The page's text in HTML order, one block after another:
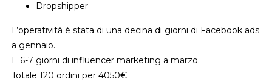
Dropshipper
L’operatività è stata di una decina di giorni di Facebook ads
a gennaio.
E 6-7 giorni di influencer marketing a marzo.
Totale 120 ordini per 4050€